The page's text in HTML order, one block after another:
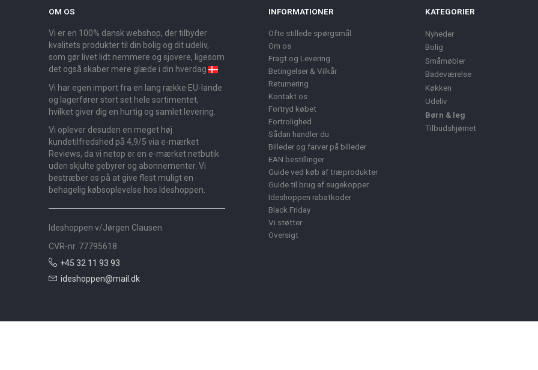
OM OS
Vi er en 100% dansk webshop, der tilbyder
kvalitets produkter til din bolig og dit udeliv,
som gør livet lidt nemmere og sjovere, ligesom
det også skaber mere glæde i din hverdag
Vi har egen import fra en lang række EU-lande
og lagerfører stort set hele sortimentet,
hvilket giver dig en hurtig og samlet levering.
Vi oplever desuden en meget høj
kundetilfredshed på 4,9/5 via e-mærket
Reviews, da vi netop er en e-mærket netbutik
uden skjulte gebyrer og abonnementer. Vi
bestræber os på at give flest muligt en
behagelig købsoplevelse hos Ideshoppen.
Ideshoppen v/Jørgen Clausen
CVR-nr. 77795618
+45 32 11 93 93
ideshoppen@mail.dk
INFORMATIONER
Ofte stillede spørgsmål
Om os
Fragt og Levering
Betingelser & Vilkår
Returnering
Kontakt os
Fortryd købet
Fortrolighed
Sådan handler du
Billeder og farver på billeder
EAN bestillinger
Guide ved køb af træprodukter
Guide til brug af sugekopper
Ideshoppen rabatkoder
Black Friday
Vi støtter
Oversigt
KATEGORIER
Nyheder
Bolig
Småmøbler
Badeværelse
Køkken
Udeliv
Børn & leg
Tilbudshjørnet